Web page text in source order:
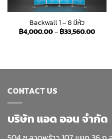
Backwall 1 – 8 มีหัว
฿4,000.00–฿33,560.00Price
CONTACT US
บริษัท แอด ออน จำกัด